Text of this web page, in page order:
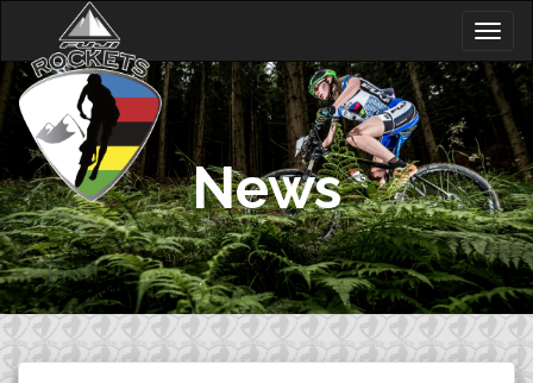
content
News